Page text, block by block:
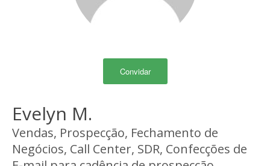
Convidar
Evelyn M.
Vendas, Prospecção, Fechamento de
Negócios, Call Center, SDR, Confecções de